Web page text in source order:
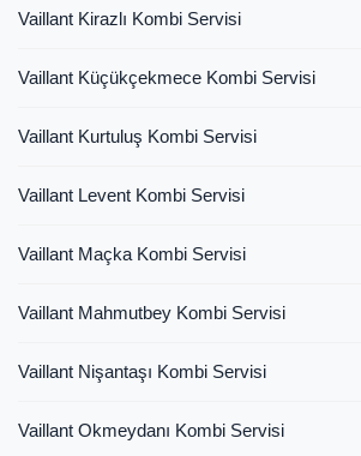
Vaillant Kirazlı Kombi Servisi
Vaillant Küçükçekmece Kombi Servisi
Vaillant Kurtuluş Kombi Servisi
Vaillant Levent Kombi Servisi
Vaillant Maçka Kombi Servisi
Vaillant Mahmutbey Kombi Servisi
Vaillant Nişantaşı Kombi Servisi
Vaillant Okmeydanı Kombi Servisi